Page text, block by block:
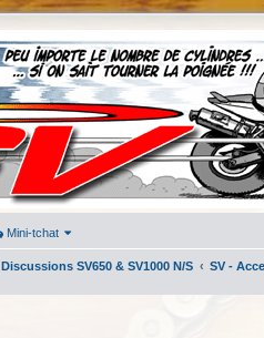
Mini-tchat
Discussions SV650 & SV1000 N/S SV -